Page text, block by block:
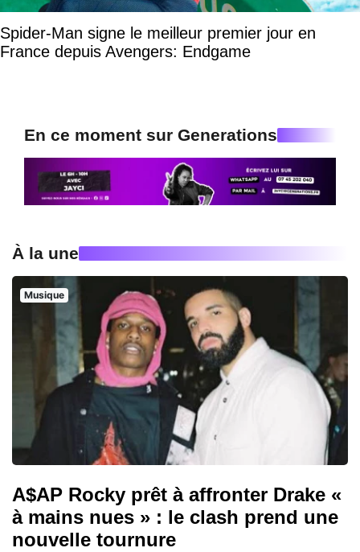
Spider-Man signe le meilleur premier jour en
France depuis Avengers: Endgame
En ce moment sur Generations
À la une
Musique
A$AP Rocky prêt à affronter Drake «
à mains nues » : le clash prend une
nouvelle tournure